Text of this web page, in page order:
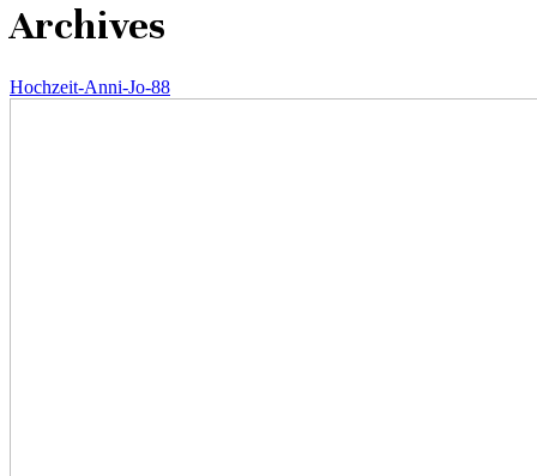
Archives
Hochzeit-Anni-Jo-88